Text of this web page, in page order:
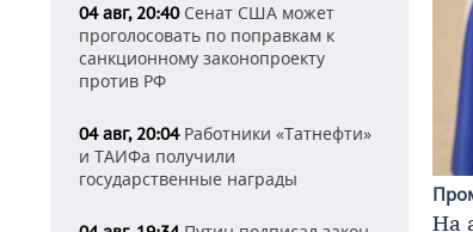
04 авг, 20:40Сенат США может
проголосовать по поправкам к
санкционному законопроекту
против РФ
04 авг, 20:04Работники «Татнефти»
и ТАИФа получили
государственные награды
На